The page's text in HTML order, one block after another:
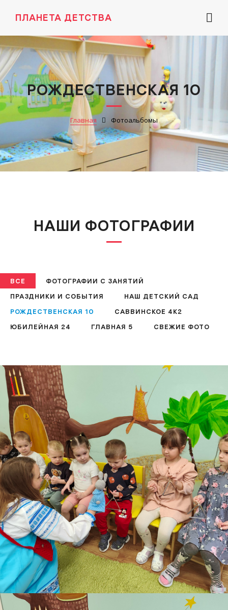
ПЛАНЕТА ДЕТСТВА
РОЖДЕСТВЕНСКАЯ 10
Главная Фотоальбомы
НАШИ ФОТОГРАФИИ
ВСЕ
ФОТОГРАФИИ С ЗАНЯТИЙ
ПРАЗДНИКИ И СОБЫТИЯ
НАШ ДЕТСКИЙ САД
РОЖДЕСТВЕНСКАЯ 10
САВВИНСКОЕ 4К2
ЮБИЛЕЙНАЯ 24
ГЛАВНАЯ 5 СВЕЖИЕ ФОТО